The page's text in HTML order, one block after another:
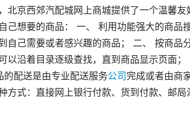
北京西郊汽配城网上商城提供了一个温馨
己想要的商品： 一、 利用功能强大的商
自己需要或者感兴趣的商品； 二、 按商
以沿着目录逐级查找，直到商品显示页面
的配送是由专业配送服务公司 完成或者由商
方式：直接网上银行付款、货到付款、邮